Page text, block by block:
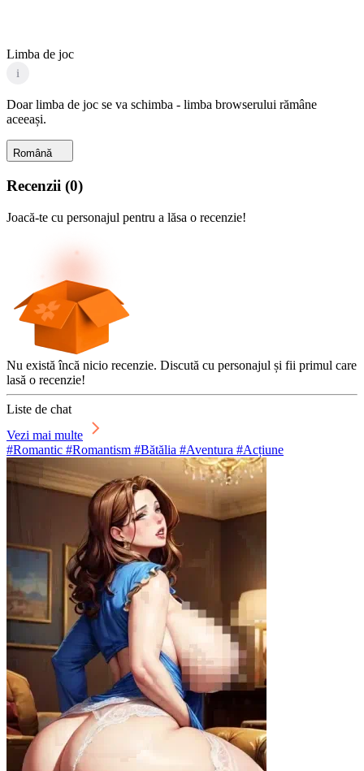
Limba de joc
i
Doar limba de joc se va schimba - limba browserului rămâne
aceeași.
Română
Recenzii (0)
Joacă-te cu personajul pentru a lăsa o recenzie!
Nu există încă nicio recenzie. Discută cu personajul și fii primul care
lasă o recenzie!
Liste de chat
Vezi mai multe
#Romantic #Romantism #Bătălia #Aventura #Acțiune